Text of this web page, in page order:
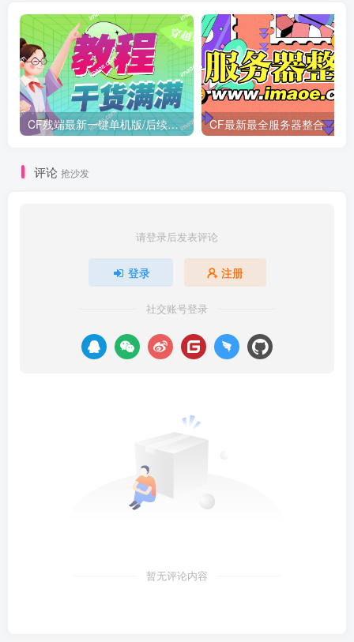
CF残端最新一键单机版/后续新装备版本第一时间更新 CF最新最全服务器整合
评论 抢沙发
请登录后发表评论
登录 注册
社交账号登录
暂无评论内容